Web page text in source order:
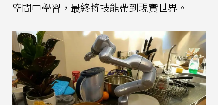
空間中學習，最終將技能帶到現實世界。